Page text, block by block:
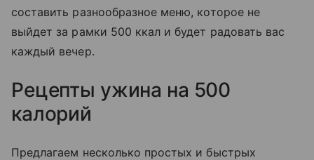
составить разнообразное меню, которое не
выйдет за рамки 500 ккал и будет радовать вас
каждый вечер.
Рецепты ужина на 500
калорий
Предлагаем несколько простых и быстрых